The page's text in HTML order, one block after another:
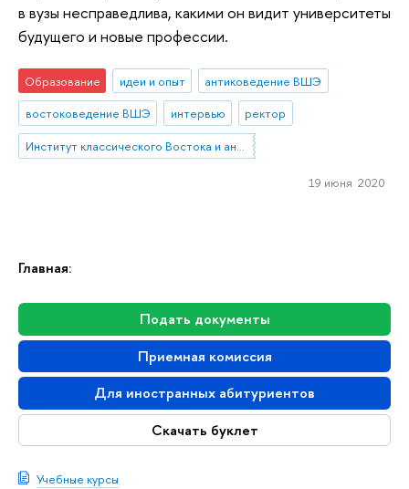
Главная:
Подать документы
Приемная комиссия
Для иностранных абитуриентов
Скачать буклет
Учебные курсы
в вузы несправедлива, какими он видит университеты
будущего и новые профессии.
Образование идеи и опыт
антиковедение ВШЭ
востоковедение ВШЭ
интервью
ректор
Институт классического Востока и античности
19 июня 2020